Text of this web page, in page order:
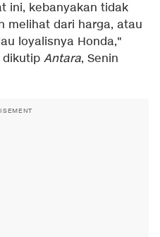
ini, kebanyakan tidak
melihat dari harga, atau
loyalisnya Honda,"
dikutip Antara, Senin